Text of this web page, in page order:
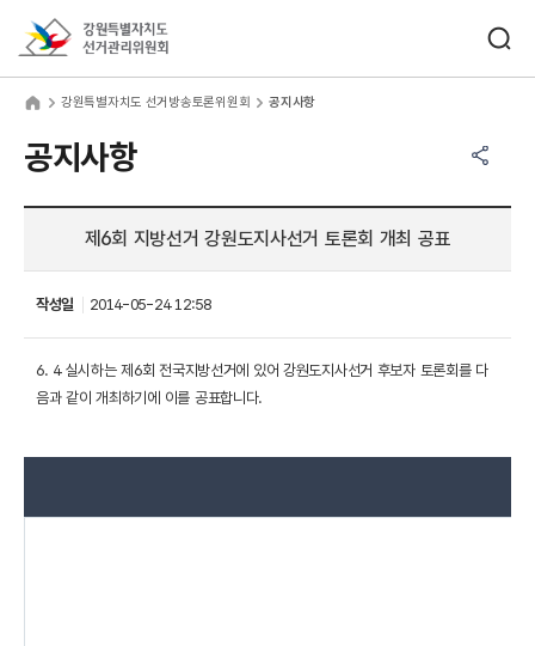
강원특별자치도 선거방송토론위원회 공지사항
공지사항
제6회 지방선거 강원도지사선거 토론회 개최 공표
작성일 2014-05-24 12:58
6. 4 실시하는 제6회 전국지방선거에 있어 강원도지사선거 후보자 토론회를 다
음과 같이 개최하기에 이를 공표합니다.